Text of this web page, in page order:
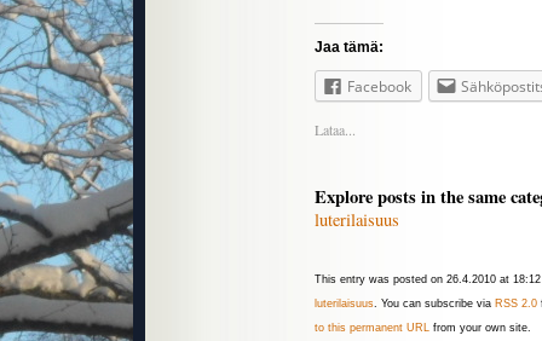
Jaa tämä:
Facebook
Lataa...
Explore posts in the same
luterilaisuus
This entry was posted on 26.4.2010 at
luterilaisuus . You can subscribe via RSS 2.0
to this permanent URL
from your own site.